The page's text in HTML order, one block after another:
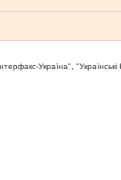
Україна",